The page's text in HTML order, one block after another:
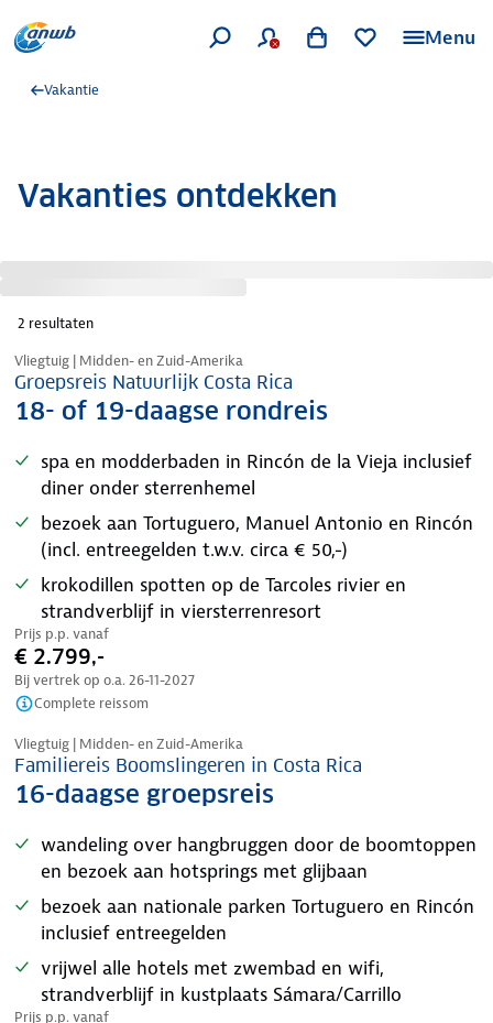
Menu
Vakantie
Vakanties ontdekken
2 resultaten
Nazomer korting
Vliegtuig | Midden- en Zuid-Amerika
Groepsreis Natuurlijk Costa Rica
18- of 19-daagse rondreis
spa en modderbaden in Rincón de la Vieja inclusief
diner onder sterrenhemel
bezoek aan Tortuguero, Manuel Antonio en Rincón
(incl. entreegelden t.w.v. circa € 50,-)
krokodillen spotten op de Tarcoles rivier en
strandverblijf in viersterrenresort
Prijs p.p. vanaf
€ 2.799,-
Bij vertrek op o.a. 26-11-2027
Complete reissom
Kinderkorting
Vliegtuig | Midden- en Zuid-Amerika
Familiereis Boomslingeren in Costa Rica
16-daagse groepsreis
wandeling over hangbruggen door de boomtoppen
en bezoek aan hotsprings met glijbaan
bezoek aan nationale parken Tortuguero en Rincón
inclusief entreegelden
vrijwel alle hotels met zwembad en wifi,
strandverblijf in kustplaats Sámara/Carrillo
Prijs p.p. vanaf